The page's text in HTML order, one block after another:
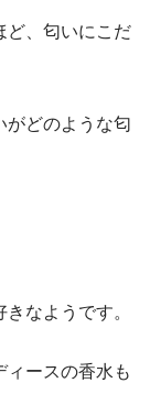
ど、匂いにこだ
がどのような匂
なようです。
ィースの香水も